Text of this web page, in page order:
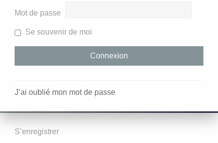
Mot de passe
Se souvenir de moi
J’ai oublié mon mot de passe
S’enregistrer